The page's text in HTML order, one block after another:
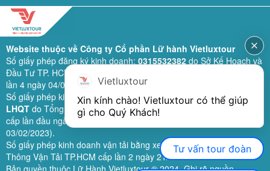
Website thuộc về Công ty Cổ phần Lữ hành Vietluxtour
Số giấy phép đăng ký kinh doanh: 0315532382do Sở Kế Hoạch và
Đầu Tư TP. HCM cấp lần đầu ngày 28/02/2019 (sửa đổi bổ sung
lần 4 ngày 04/06/2024).
Số giấy phép kinh doanh lữ hành quốc tế:79-1111/2019/TCDL-GP
LHQTdo Tổng Cục Du Lịch (nay là Cục Du lịch quốc gia Việt Nam)
cấp lần đầu ngày 26/09/2019 (sửa đổi, bổ sung lần 3 ngày
03/02/2023).
Số giấy phép kinh doanh vận tải bằng xe ô tô:11924do Sở Giao
Thông Vận Tải TP.HCM cấp lần 2 ngày 21/02/2023.
Bản quyền thuộc Lữ Hành Vietluxtour ® 2024. Ghi rõ nguồn
Vietluxtour
Xin kính chào! Vietluxtour có thể giúp
gì cho Quý Khách!
Tư vấn tour đoàn